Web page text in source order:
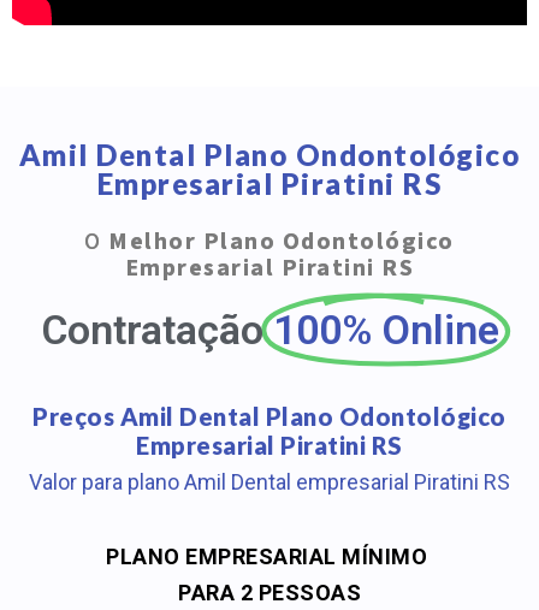
Amil Dental Plano Ondontológico
Empresarial Piratini RS
O Melhor Plano Odontológico
Empresarial Piratini RS
Contratação 100% Online
Preços Amil Dental Plano Odontológico
Empresarial Piratini RS
Valor para plano Amil Dental empresarial Piratini RS
PLANO EMPRESARIAL MÍNIMO
PARA 2 PESSOAS